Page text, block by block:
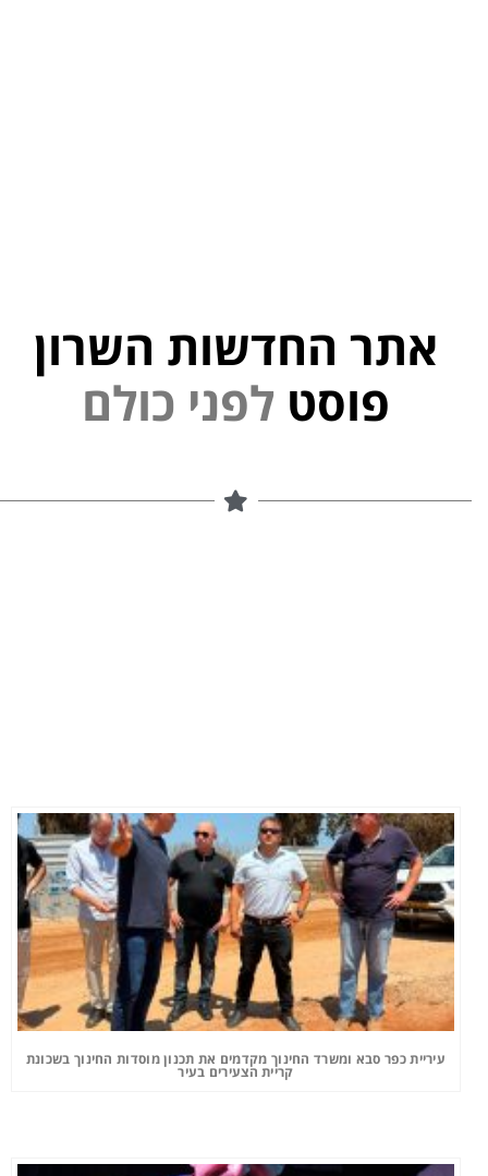
אתר החדשות השרון
פוסט
כ ולם פ
עיריית כפר סבא ומשרד החינוך מקדמים את תכנון מוסדות החינוך בשכונת
קריית הצעירים בעיר